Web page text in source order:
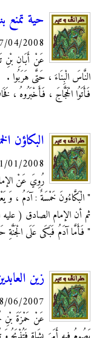
حية تمنع
2008 - 08:34
عَنْ أَبَانِ بْنِ
النَّاسَ الْبِنَاءَ ، حَتَّى هَرَبُوا .
فَأَتَوُا الْحَجَّاجَ ، فَأَخْبَرُوهُ ،
البكاؤن
2008 - 12:38
رُوِيَ عَنْ
" الْبَكَّاءُونَ خَمْسَةٌ : آدَمُ ،
ثم أن الإمام الصادق (
" فَأَمَّا آدَمُ فَبَكَى عَلَى
زين
2007 - 06:03
عَنْ حَمْزَةَ بْنِ